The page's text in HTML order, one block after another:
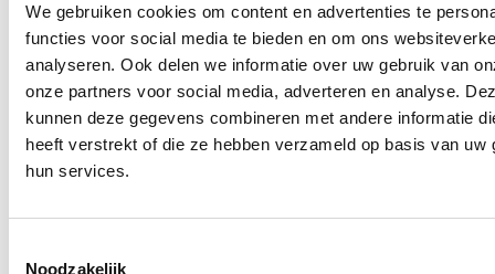
We gebruiken cookies om content en advertenties te
functies voor social media te bieden en om ons
analyseren. Ook delen we informatie over uw gebruik van
onze partners voor social media, adverteren en analyse.
kunnen deze gegevens combineren met andere informatie
heeft verstrekt of die ze hebben verzameld op basis van uw
hun services.
Noodzakelijk
in samenwerking met de Universiteit
Utrecht.
Bekijk de producten in de